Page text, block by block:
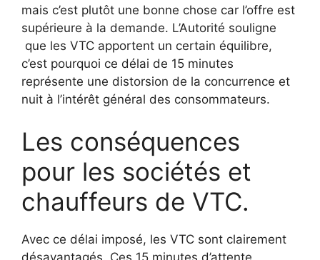
mais c’est plutôt une bonne chose car l’offre est
supérieure à la demande. L’Autorité souligne
que les VTC apportent un certain équilibre,
c’est pourquoi ce délai de 15 minutes
représente une distorsion de la concurrence et
nuit à l’intérêt général des consommateurs.
Les conséquences
pour les sociétés et
chauffeurs de VTC.
Avec ce délai imposé, les VTC sont clairement
désavantagés. Ces 15 minutes d’attente